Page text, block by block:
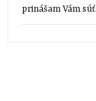
prinášam Vám